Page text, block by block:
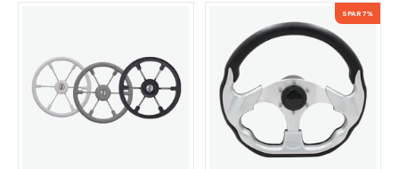
SPAR 7%